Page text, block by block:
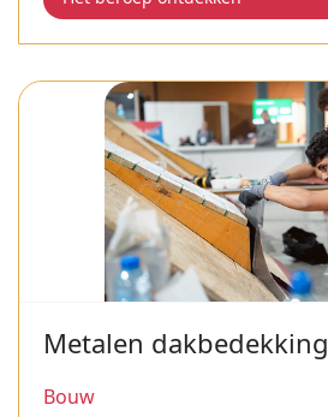
Metalen dakbedekking
Bouw